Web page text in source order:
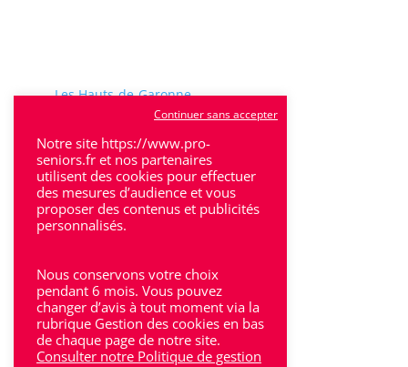
Les Hauts-de-Garonne
Médoc
Perigueux
Saintes
Sud-Gironde
Toulouse
Notre site https://www.pro-
seniors.fr et nos partenaires
utilisent des cookies pour effectuer
des mesures d’audience et vous
proposer des contenus et publicités
personnalisés.
Nous conservons votre choix
pendant 6 mois. Vous pouvez
changer d’avis à tout moment via la
rubrique Gestion des cookies en bas
de chaque page de notre site.
Consulter notre Politique de gestion
Continuer sans accepter